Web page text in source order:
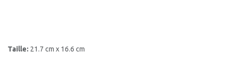
Taille: 21.7 cm x 16.6 cm